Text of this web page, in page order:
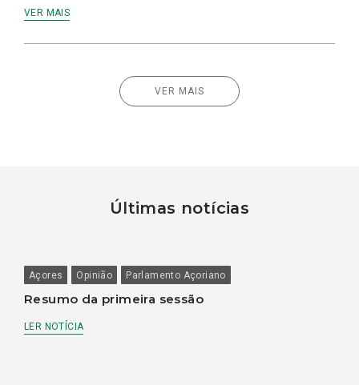
VER MAIS
VER MAIS
Últimas notícias
Açores Opinião Parlamento Açoriano
Resumo da primeira sessão
LER NOTÍCIA